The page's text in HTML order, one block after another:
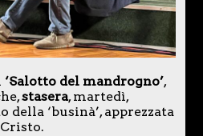
‘Salotto del mandrogno’,
stasera, martedì,
della ‘businà’, apprezzata